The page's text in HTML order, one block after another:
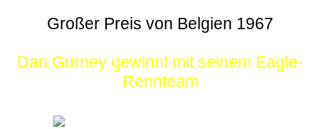
Großer Preis von Belgien 1967
Dan Gurney gewinnt mit seinem Eagle-
Rennteam